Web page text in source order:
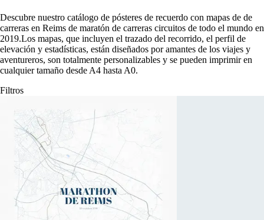
Descubre nuestro catálogo de pósteres de recuerdo con mapas de de
carreras en Reims de maratón de carreras circuitos de todo el mundo en
2019.Los mapas, que incluyen el trazado del recorrido, el perfil de
elevación y estadísticas, están diseñados por amantes de los viajes y
aventureros, son totalmente personalizables y se pueden imprimir en
cualquier tamaño desde A4 hasta A0.
Filtros